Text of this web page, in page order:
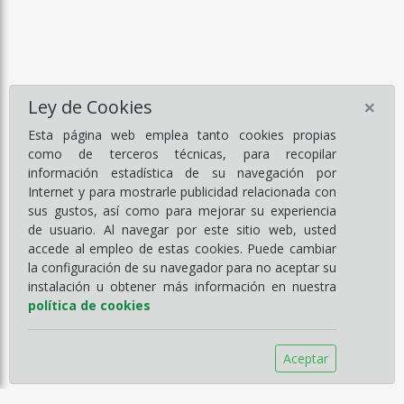
Ley de Cookies
Esta página web emplea tanto cookies propias
como de terceros técnicas, para recopilar
información estadística de su navegación por
Internet y para mostrarle publicidad relacionada con
sus gustos, así como para mejorar su experiencia
de usuario. Al navegar por este sitio web, usted
accede al empleo de estas cookies. Puede cambiar
la configuración de su navegador para no aceptar su
instalación u obtener más información en nuestra
política de cookies
Aceptar
×